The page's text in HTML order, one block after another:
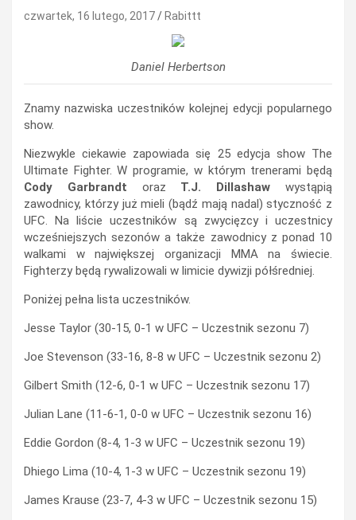
czwartek, 16 lutego, 2017 Rabittt
Daniel Herbertson
Znamy nazwiska uczestników kolejnej edycji popularnego
show.
Niezwykle ciekawie zapowiada się 25 edycja show The
Ultimate Fighter. W programie, w którym trenerami będą
Cody Garbrandt oraz T.J. Dillashaw wystąpią
zawodnicy, którzy już mieli (bądź mają nadal) styczność z
UFC. Na liście uczestników są zwycięzcy i uczestnicy
wcześniejszych sezonów a także zawodnicy z ponad 10
walkami w największej organizacji MMA na świecie.
Fighterzy będą rywalizowali w limicie dywizji półśredniej.
Poniżej pełna lista uczestników.
Jesse Taylor (30-15, 0-1 w UFC – Uczestnik sezonu 7)
Joe Stevenson (33-16, 8-8 w UFC – Uczestnik sezonu 2)
Gilbert Smith (12-6, 0-1 w UFC – Uczestnik sezonu 17)
Julian Lane (11-6-1, 0-0 w UFC – Uczestnik sezonu 16)
Eddie Gordon (8-4, 1-3 w UFC – Uczestnik sezonu 19)
Dhiego Lima (10-4, 1-3 w UFC – Uczestnik sezonu 19)
James Krause (23-7, 4-3 w UFC – Uczestnik sezonu 15)